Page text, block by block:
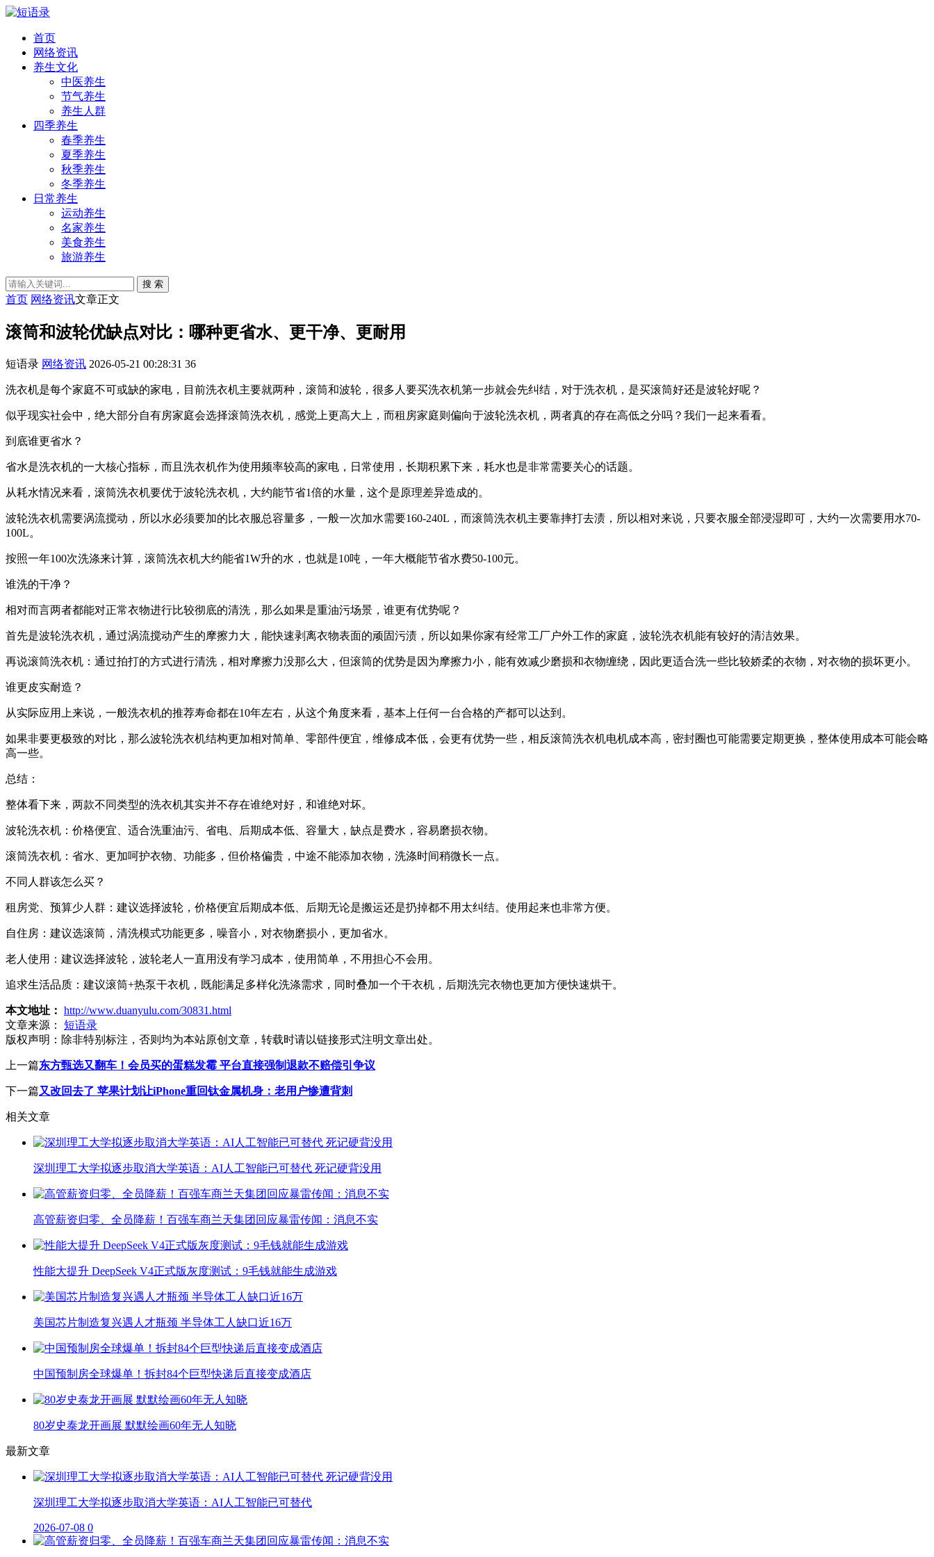
首页
网络资讯
养生文化
中医养生
节气养生
养生人群
四季养生
春季养生
夏季养生
秋季养生
冬季养生
日常养生
运动养生
名家养生
美食养生
旅游养生
搜 索
首页 网络资讯文章正文
滚筒和波轮优缺点对比：哪种更省水、更干净、更耐用
短语录 网络资讯 2026-05-21 00:28:31 36
洗衣机是每个家庭不可或缺的家电，目前洗衣机主要就两种，滚筒和波轮，很多人要买洗衣机第一步就会先纠结，对于洗衣机，是买滚筒好还是波轮好呢？
似乎现实社会中，绝大部分自有房家庭会选择滚筒洗衣机，感觉上更高大上，而租房家庭则偏向于波轮洗衣机，两者真的存在高低之分吗？我们一起来看看。
到底谁更省水？
省水是洗衣机的一大核心指标，而且洗衣机作为使用频率较高的家电，日常使用，长期积累下来，耗水也是非常需要关心的话题。
从耗水情况来看，滚筒洗衣机要优于波轮洗衣机，大约能节省1倍的水量，这个是原理差异造成的。
波轮洗衣机需要涡流搅动，所以水必须要加的比衣服总容量多，一般一次加水需要160-240L，而滚筒洗衣机主要靠摔打去渍，所以相对来说，只要衣服全部浸湿即可，大约一次需要用水70-
100L。
按照一年100次洗涤来计算，滚筒洗衣机大约能省1W升的水，也就是10吨，一年大概能节省水费50-100元。
谁洗的干净？
相对而言两者都能对正常衣物进行比较彻底的清洗，那么如果是重油污场景，谁更有优势呢？
首先是波轮洗衣机，通过涡流搅动产生的摩擦力大，能快速剥离衣物表面的顽固污渍，所以如果你家有经常工厂户外工作的家庭，波轮洗衣机能有较好的清洁效果。
再说滚筒洗衣机：通过拍打的方式进行清洗，相对摩擦力没那么大，但滚筒的优势是因为摩擦力小，能有效减少磨损和衣物缠绕，因此更适合洗一些比较娇柔的衣物，对衣物的损坏更小。
谁更皮实耐造？
从实际应用上来说，一般洗衣机的推荐寿命都在10年左右，从这个角度来看，基本上任何一台合格的产都可以达到。
如果非要更极致的对比，那么波轮洗衣机结构更加相对简单、零部件便宜，维修成本低，会更有优势一些，相反滚筒洗衣机电机成本高，密封圈也可能需要定期更换，整体使用成本可能会略
高一些。
总结：
整体看下来，两款不同类型的洗衣机其实并不存在谁绝对好，和谁绝对坏。
波轮洗衣机：价格便宜、适合洗重油污、省电、后期成本低、容量大，缺点是费水，容易磨损衣物。
滚筒洗衣机：省水、更加呵护衣物、功能多，但价格偏贵，中途不能添加衣物，洗涤时间稍微长一点。
不同人群该怎么买？
租房党、预算少人群：建议选择波轮，价格便宜后期成本低、后期无论是搬运还是扔掉都不用太纠结。使用起来也非常方便。
自住房：建议选滚筒，清洗模式功能更多，噪音小，对衣物磨损小，更加省水。
老人使用：建议选择波轮，波轮老人一直用没有学习成本，使用简单，不用担心不会用。
追求生活品质：建议滚筒+热泵干衣机，既能满足多样化洗涤需求，同时叠加一个干衣机，后期洗完衣物也更加方便快速烘干。
本文地址： http://www.duanyulu.com/30831.html
文章来源：
短语录
版权声明： 除非特别标注，否则均为本站原创文章，转载时请以链接形式注明文章出处。
上一篇东方甄选又翻车！会员买的蛋糕发霉 平台直接强制退款不赔偿引争议
下一篇又改回去了 苹果计划让iPhone重回钛金属机身：老用户惨遭背刺
相关文章
深圳理工大学拟逐步取消大学英语：AI人工智能已可替代 死记硬背没用
高管薪资归零、全员降薪！百强车商兰天集团回应暴雷传闻：消息不实
性能大提升 DeepSeek V4正式版灰度测试：9毛钱就能生成游戏
美国芯片制造复兴遇人才瓶颈 半导体工人缺口近16万
中国预制房全球爆单！拆封84个巨型快递后直接变成酒店
80岁史泰龙开画展 默默绘画60年无人知晓
最新文章
深圳理工大学拟逐步取消大学英语：AI人工智能已可替代
2026-07-08 0